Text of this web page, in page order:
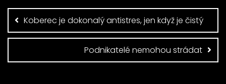
pro
příspěvek
Koberec je dokonalý antistres, jen když je čistý
Podnikatelé nemohou strádat